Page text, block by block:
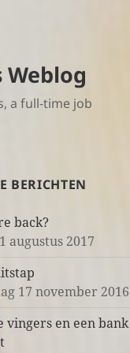
Weblog
a full-time job
BERICHTEN
back?
augustus 2017
17 november 2016
vingers en een bank